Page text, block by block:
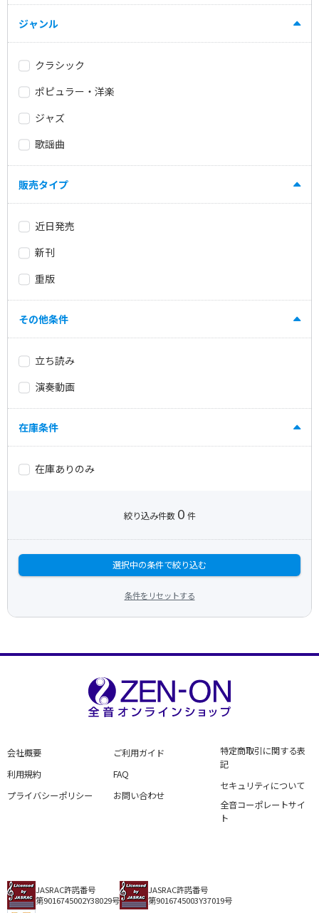
ジャンル
クラシック
ポピュラー・洋楽
ジャズ
歌謡曲
販売タイプ
近日発売
新刊
重版
その他条件
立ち読み
演奏動画
在庫条件
在庫ありのみ
絞り込み件数 0 件
選択中の条件で絞り込む
条件をリセットする
会社概要
利用規約
プライバシーポリシー
ご利用ガイド
FAQ
お問い合わせ
特定商取引に関する表
記
セキュリティについて
全音コーポレートサイ
ト
JASRAC許諾番号
第9016745002Y38029号
JASRAC許諾番号
第9016745003Y37019号